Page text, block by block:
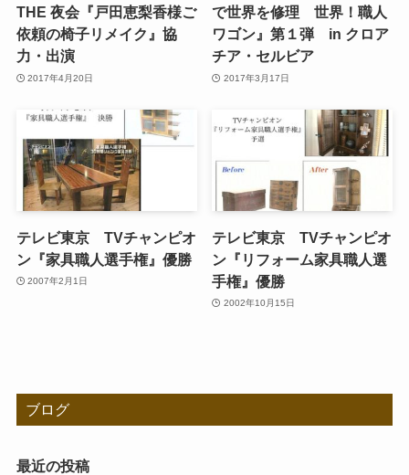
THE 夜会『戸田恵梨香様ご
依頼の椅子リメイク』協
力・出演
2017年4月20日
で世界を修理 世界！職人
ワゴン』第１弾 in クロア
チア・セルビア
2017年3月17日
テレビ東京 TVチャンピオ
ン『家具職人選手権』優勝
2007年2月1日
テレビ東京 TVチャンピオ
ン『リフォーム家具職人選
手権』優勝
2002年10月15日
ブログ
最近の投稿